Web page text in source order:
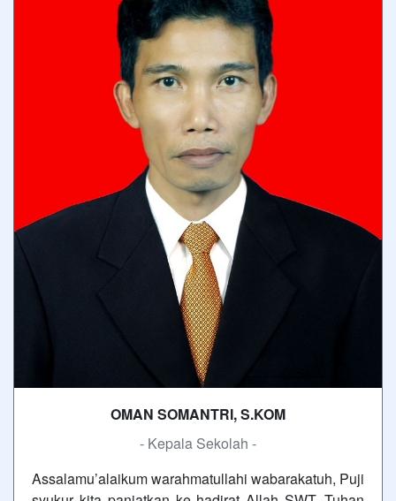
OMAN SOMANTRI, S.KOM
- Kepala Sekolah -
Assalamu’alaikum warahmatullahi wabarakatuh, Puji